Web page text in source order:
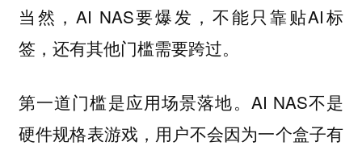
当然，AI NAS要爆发，不能只靠贴AI标
签，还有其他门槛需要跨过。
第一道门槛是应用场景落地。 AI NAS不是
硬件规格表游戏，用户不会因为一个盒子有